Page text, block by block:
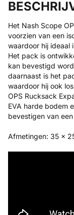
Het Nash Scope
voorzien van een
waardoor hij ideaal
Het pack is
kan bevestigd
daarnaast is het
waardoor hij ook
OPS Rucksack
EVA harde bodem
bevestigen van
Afmetingen: 35 x